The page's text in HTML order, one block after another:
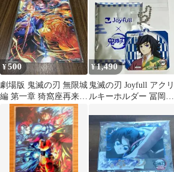
¥500
劇場版 鬼滅の刃 無限城
編 第一章 猗窩座再来
入場者特典 非売品
¥1,490
鬼滅の刃 Joyfull アクリ
ルキーホルダー 冨岡義